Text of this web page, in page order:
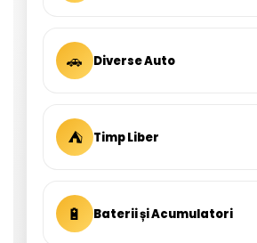
🚗 Diverse Auto
⛺ Timp Liber
🔋 Baterii și Acumulatori